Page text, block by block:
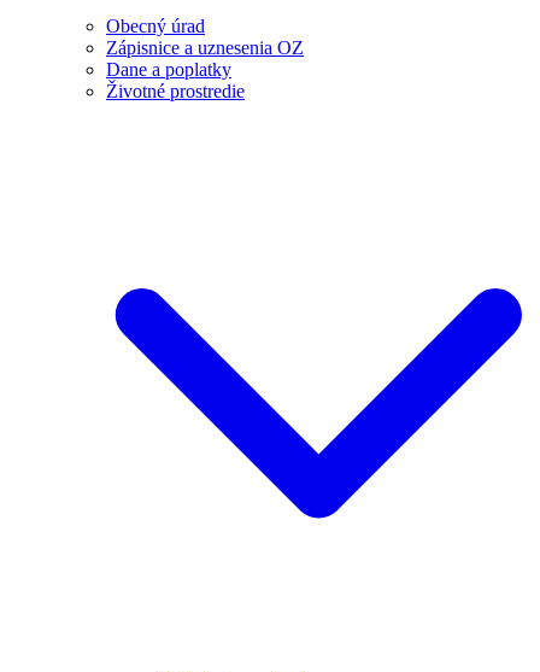
Obecný úrad
Zápisnice a uznesenia OZ
Dane a poplatky
Životné prostredie